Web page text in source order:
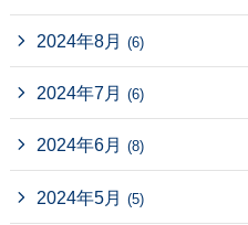
2024年8月 (6)
2024年7月 (6)
2024年6月 (8)
2024年5月 (5)